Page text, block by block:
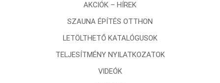
AKCIÓK – HÍREK
SZAUNA ÉPÍTÉS OTTHON
LETÖLTHETŐ KATALÓGUSOK
TELJESÍTMÉNY NYILATKOZATOK
VIDEÓK